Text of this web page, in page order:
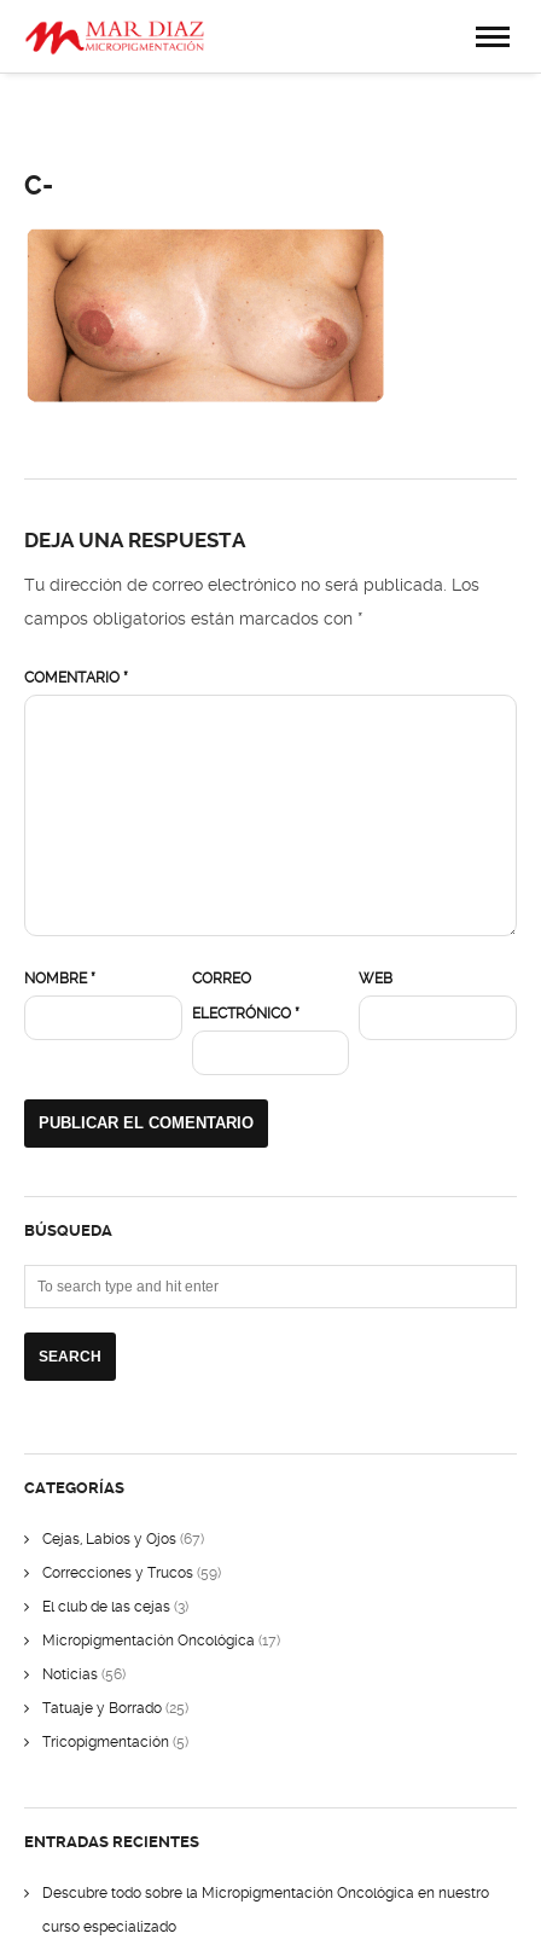
C-
DEJA UNA RESPUESTA
Tu dirección de correo electrónico no será publicada. Los
campos obligatorios están marcados con *
COMENTARIO *
NOMBRE* CORREO
ELECTRÓNICO *
WEB
BÚSQUEDA
CATEGORÍAS
Cejas, Labios y Ojos (67)
Correcciones y Trucos (59)
El club de las cejas (3)
Micropigmentación Oncológica (17)
Noticias (56)
Tatuaje y Borrado (25)
Tricopigmentación (5)
ENTRADAS RECIENTES
Descubre todo sobre la Micropigmentación Oncológica en nuestro
curso especializado